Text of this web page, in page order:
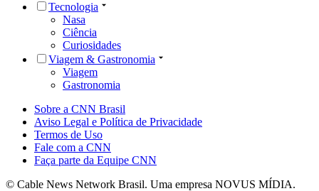
Tecnologia
Nasa
Ciência
Curiosidades
Viagem & Gastronomia
Viagem
Gastronomia
Sobre a CNN Brasil
Aviso Legal e Política de Privacidade
Termos de Uso
Fale com a CNN
Faça parte da Equipe CNN
© Cable News Network Brasil. Uma empresa NOVUS MÍDIA.